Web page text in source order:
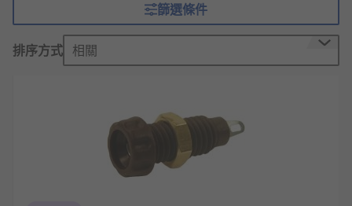
香蕉頭的規格
尺寸： 4mm、3mm、2mm 等。
表面處理： 鍍金、鍍錫等。
絕緣層： PVC、TPE 等。
安全等級： 帶護套、不帶護套。
篩選條件
排序方式 相關